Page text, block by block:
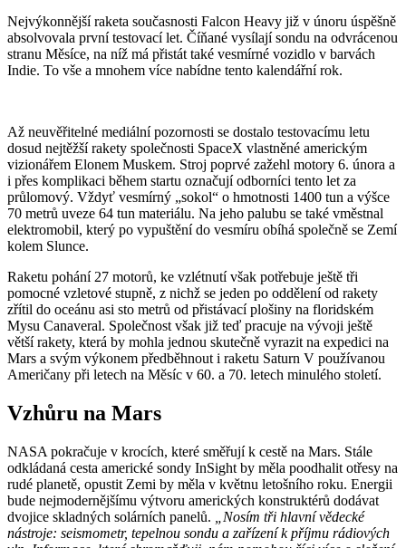
Nejvýkonnější raketa současnosti Falcon Heavy již v únoru úspěšně
absolvovala první testovací let. Číňané vysílají sondu na odvrácenou
stranu Měsíce, na níž má přistát také vesmírné vozidlo v barvách
Indie. To vše a mnohem více nabídne tento kalendářní rok.
Až neuvěřitelné mediální pozornosti se dostalo testovacímu letu
dosud nejtěžší rakety společnosti SpaceX vlastněné americkým
vizionářem Elonem Muskem. Stroj poprvé zažehl motory 6. února a
i přes komplikaci během startu označují odborníci tento let za
průlomový. Vždyť vesmírný „sokol“ o hmotnosti 1400 tun a výšce
70 metrů uveze 64 tun materiálu. Na jeho palubu se také vměstnal
elektromobil, který po vypuštění do vesmíru obíhá společně se Zemí
kolem Slunce.
Raketu pohání 27 motorů, ke vzlétnutí však potřebuje ještě tři
pomocné vzletové stupně, z nichž se jeden po oddělení od rakety
zřítil do oceánu asi sto metrů od přistávací plošiny na floridském
Mysu Canaveral. Společnost však již teď pracuje na vývoji ještě
větší rakety, která by mohla jednou skutečně vyrazit na expedici na
Mars a svým výkonem předběhnout i raketu Saturn V používanou
Američany při letech na Měsíc v 60. a 70. letech minulého století.
Vzhůru na Mars
NASA pokračuje v krocích, které směřují k cestě na Mars. Stále
odkládaná cesta americké sondy InSight by měla poodhalit otřesy na
rudé planetě, opustit Zemi by měla v květnu letošního roku. Energii
bude nejmodernějšímu výtvoru amerických konstruktérů dodávat
dvojice skladných solárních panelů. „Nosím tři hlavní vědecké
nástroje: seismometr, tepelnou sondu a zařízení k příjmu rádiových